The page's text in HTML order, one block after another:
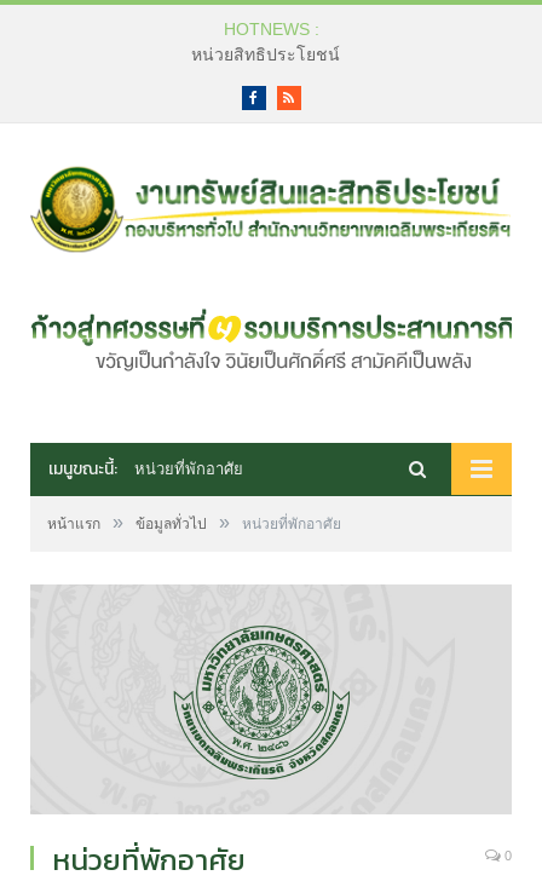
HOTNEWS :
หน่วยสิทธิประโยชน์
FacebookRSS
เมนูขณะนี้: หน่วยที่พักอาศัย
หน้าแรก » ข้อมูลทั่วไป » หน่วยที่พักอาศัย
หน่วยที่พักอาศัย 0